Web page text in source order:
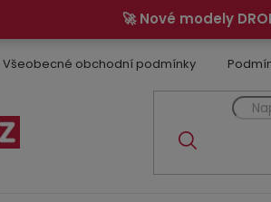
🚀 Nové modely
Všeobecné obchodní podmínky